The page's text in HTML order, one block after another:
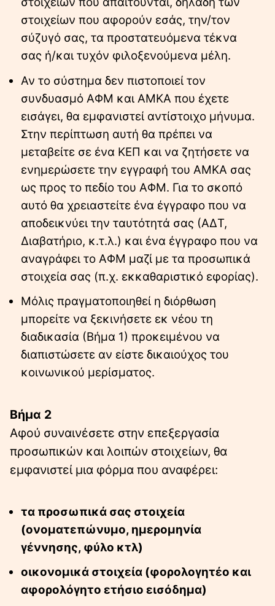
στοιχείων που αφορούν εσάς, την/τον
σύζυγό σας, τα προστατευόμενα τέκνα
σας ή/και τυχόν φιλοξενούμενα μέλη.
Αν το σύστημα δεν πιστοποιεί τον
συνδυασμό ΑΦΜ και ΑΜΚΑ που έχετε
εισάγει, θα εμφανιστεί αντίστοιχο μήνυμα.
Στην περίπτωση αυτή θα πρέπει να
μεταβείτε σε ένα ΚΕΠ και να ζητήσετε να
ενημερώσετε την εγγραφή του ΑΜΚΑ σας
ως προς το πεδίο του ΑΦΜ. Για το σκοπό
αυτό θα χρειαστείτε ένα έγγραφο που να
αποδεικνύει την ταυτότητά σας (ΑΔΤ,
Διαβατήριο, κ.τ.λ.) και ένα έγγραφο που να
αναγράφει το ΑΦΜ μαζί με τα προσωπικά
στοιχεία σας (π.χ. εκκαθαριστικό εφορίας).
Μόλις πραγματοποιηθεί η διόρθωση
μπορείτε να ξεκινήσετε εκ νέου τη
διαδικασία (Βήμα 1) προκειμένου να
διαπιστώσετε αν είστε δικαιούχος του
κοινωνικού μερίσματος.
Βήμα 2
Αφού συναινέσετε στην επεξεργασία
προσωπικών και λοιπών στοιχείων, θα
εμφανιστεί μια φόρμα που αναφέρει:
τα προσωπικά σας στοιχεία
(ονοματεπώνυμο, ημερομηνία
γέννησης, φύλο κτλ)
οικονομικά στοιχεία (φορολογητέο και
αφορολόγητο ετήσιο εισόδημα)